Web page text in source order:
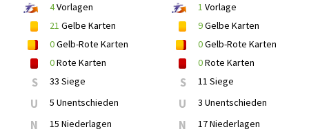
4Vorlagen
21 Gelbe Karten
0Gelb-Rote Karten
0Rote Karten
S 33 Siege
U 5 Unentschieden
N 15 Niederlagen
1 Vorlage
9Gelbe Karten
0Gelb-Rote Karten
0Rote Karten
S 11 Siege
U 3 Unentschieden
N 17 Niederlagen